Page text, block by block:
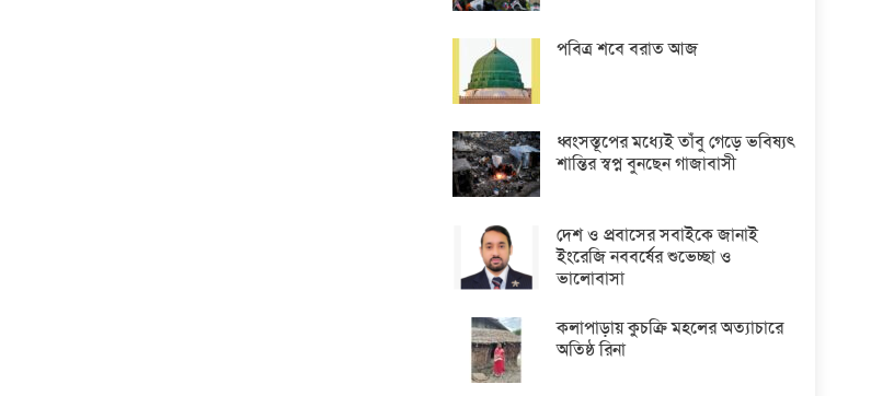
পবিত্র শবে বরাত আজ
ধ্বংসস্তূপের মধ্যেই তাঁবু গেড়ে ভবিষ্যৎ
শান্তির স্বপ্ন বুনছেন গাজাবাসী
দেশ ও প্রবাসের সবাইকে জানাই
ইংরেজি নববর্ষের শুভেচ্ছা ও
ভালোবাসা
কলাপাড়ায় কুচক্রি মহলের অত্যাচারে
অতিষ্ঠ রিনা